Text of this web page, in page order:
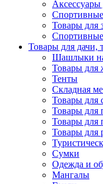
Аксессуары
Товары для
Товары для дачи,
Шашлыки
Товары для
Тенты
Складная
Товары для
Товары для
Товары для
Товары для
Сумки
Одежда и
Мангалы